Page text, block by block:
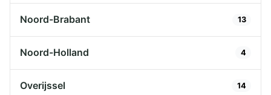
Noord-Brabant 13
Noord-Holland 4
Overijssel 14